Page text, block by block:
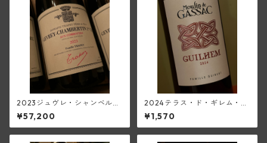
2023ジュヴレ・シャンベルタ
ン1級オー・コンボット(トラ
ペ)
¥57,200
2024テラス・ド・ギレム・ル
ージュ・ヴィエーユ・ヴィー
ニュ<ペイ・デロ―>(ムーラ
ン・ド・ガサック)
¥1,570